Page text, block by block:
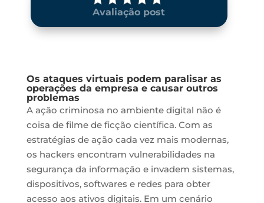
Avaliação post
Os ataques virtuais podem paralisar as
operações da empresa e causar outros
problemas
A ação criminosa no ambiente digital não é
coisa de filme de ficção científica. Com as
estratégias de ação cada vez mais modernas,
os hackers encontram vulnerabilidades na
segurança da informação e invadem sistemas,
dispositivos, softwares e redes para obter
acesso aos ativos digitais. Em um cenário